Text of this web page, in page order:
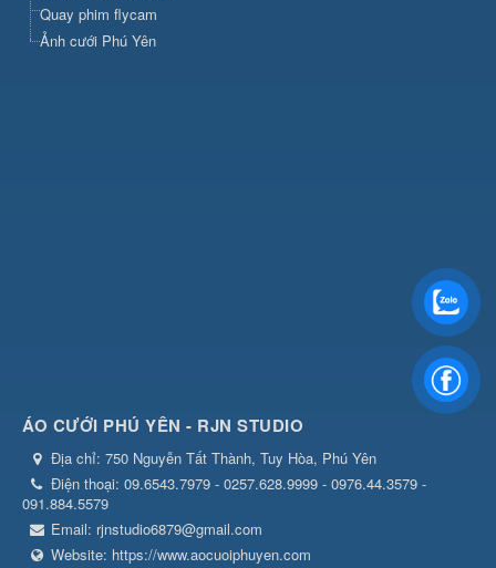
Quay phim flycam
Ảnh cưới Phú Yên
ÁO CƯỚI PHÚ YÊN - RJN STUDIO
Địa chỉ: 750 Nguyễn Tất Thành, Tuy Hòa, Phú Yên
Điện thoại: 09.6543.7979 - 0257.628.9999 - 0976.44.3579 -
091.884.5579
Email: rjnstudio6879@gmail.com
Website: https://www.aocuoiphuyen.com